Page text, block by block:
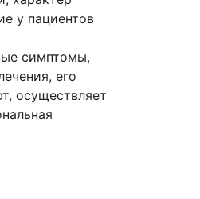
у пациентов
симптомы,
его
осуществляет